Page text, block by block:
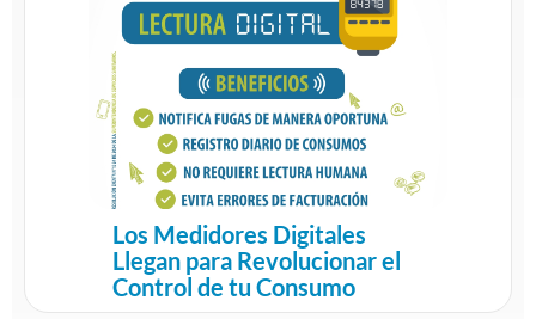
Los Medidores Digitales
Llegan para Revolucionar el
Control de tu Consumo